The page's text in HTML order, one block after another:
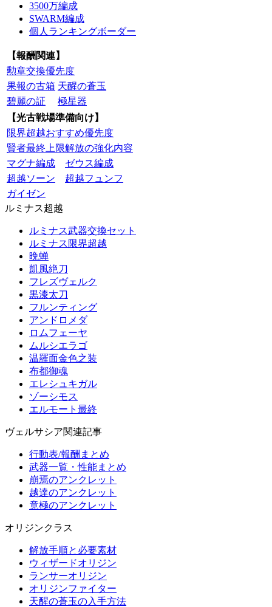
3500万編成
SWARM編成
個人ランキングボーダー
【報酬関連】
勲章交換優先度
果報の古箱 天醒の蒼玉
碧麗の証
極星器
【光古戦場準備向け】
限界超越おすすめ優先度
賢者最終上限解放の強化内容
マグナ編成
ゼウス編成
超越ソーン
超越フュンフ
ガイゼン
ルミナス超越
ルミナス武器交換セット
ルミナス限界超越
晩蝉
凱風絶刀
フレズヴェルク
黒漆太刀
フルンティング
アンドロメダ
ロムフェーヤ
ムルシエラゴ
温羅面金色之装
布都御魂
エレシュキガル
ゾーシモス
エルモート最終
ヴェルサシア関連記事
行動表/報酬まとめ
武器一覧・性能まとめ
崩焉のアンクレット
越達のアンクレット
竟極のアンクレット
オリジンクラス
解放手順と必要素材
ウィザードオリジン
ランサーオリジン
オリジンファイター
天醒の蒼玉の入手方法